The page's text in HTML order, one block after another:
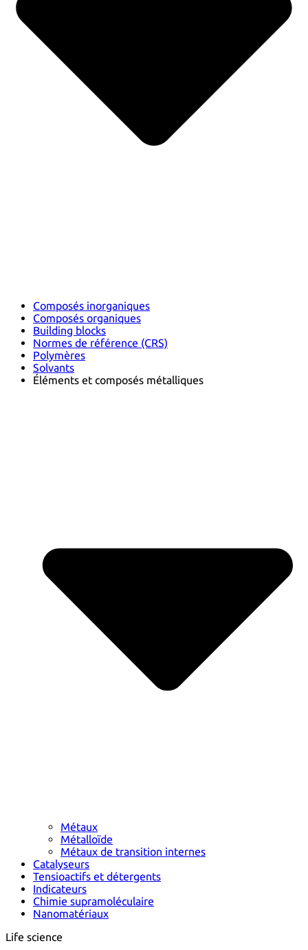
Composés inorganiques
Composés organiques
Building blocks
Normes de référence (CRS)
Polymères
Solvants
Éléments et composés métalliques
Métaux
Métalloïde
Métaux de transition internes
Catalyseurs
Tensioactifs et détergents
Indicateurs
Chimie supramoléculaire
Nanomatériaux
Life science